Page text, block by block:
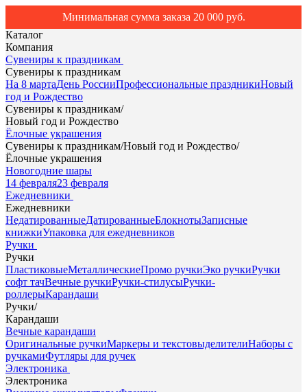
Минимальная сумма заказа 20 000 руб.
Каталог
Компания
Сувениры к праздникам
Сувениры к праздникам
На 8 мартаДень РоссииПрофессиональные праздникиНовый
год и Рождество
Сувениры к праздникам/
Новый год и Рождество
Ёлочные украшения
Сувениры к праздникам/Новый год и Рождество/
Ёлочные украшения
Новогодние шары
14 февраля23 февраля
Ежедневники
Ежедневники
НедатированныеДатированныеБлокнотыЗаписные
книжкиУпаковка для ежедневников
Ручки
Ручки
ПластиковыеМеталлическиеПромо ручкиЭко ручкиРучки
софт тачВечные ручкиРучки-стилусыРучки-
роллерыКарандаши
Ручки/
Карандаши
Вечные карандаши
Оригинальные ручкиМаркеры и текстовыделителиНаборы с
ручкамиФутляры для ручек
Электроника
Электроника